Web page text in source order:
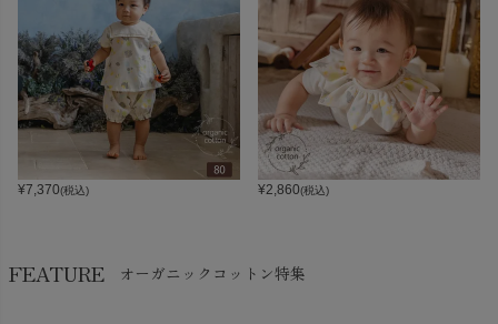
¥7,370(税込) ¥2,860(税込)
FEATURE オーガニックコットン特集